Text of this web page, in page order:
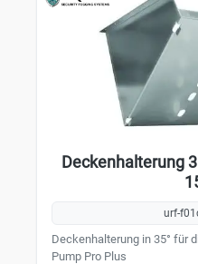
Auslösung): 390 m³ Gesamtverneblungsvolumen: 2340 m³
Maximale Auslösezeit: 50 Sekunden
ml (nicht im Lieferumfang enthalten)
Wandmontage Nebeldüse: fix Durchschnittlicher
Stromverbrauch: 30 W Aufheizzeit: 20 Minuten
Notstromversorgung: 12 V /
Gewicht: 3,8 kg Farbe: weiß Abmessungen: 265 x 325 x
Deckenhalterung
urf-
Deckenhalterung in 35° für
Pump Pro Plus